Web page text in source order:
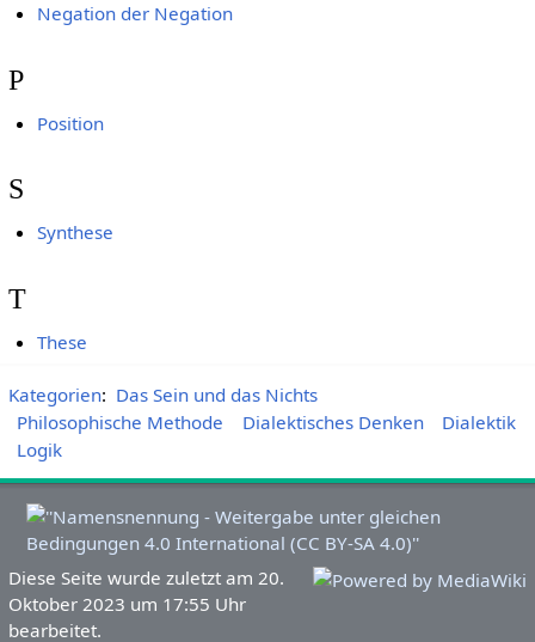
Negation der Negation
P
Position
S
Synthese
T
These
Kategorien: Das Sein und das Nichts
Philosophische Methode
Dialektisches Denken
Dialektik
Logik
Diese Seite wurde zuletzt am 20.
Oktober 2023 um 17:55 Uhr
bearbeitet.